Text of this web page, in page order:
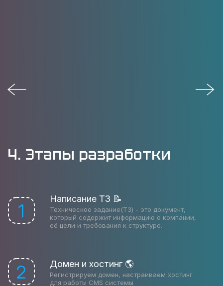
4. Этапы разработки
1
Написание ТЗ 📝
Техническое задание(ТЗ) - это документ,
который содержит информацию о компании,
её цели и требования к структуре.
2 Домен и хостинг 🌎
Регистрируем домен, настраиваем хостинг
для работы CMS системы